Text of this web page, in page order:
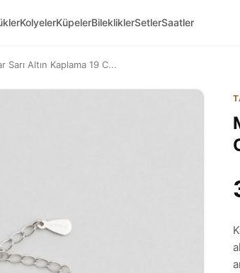
KolyelerKüpelerBilekliklerSetlerSaatler
Sarı Altın Kaplama 19 C...